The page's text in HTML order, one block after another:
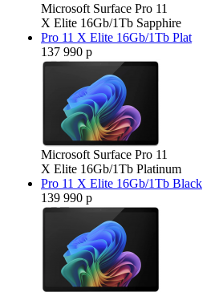
Microsoft Surface Pro 11
X Elite 16Gb/1Tb Sapphire
Pro 11 X Elite 16Gb/1Tb Plat
137 990 р
Microsoft Surface Pro 11
X Elite 16Gb/1Tb Platinum
Pro 11 X Elite 16Gb/1Tb Black
139 990 р